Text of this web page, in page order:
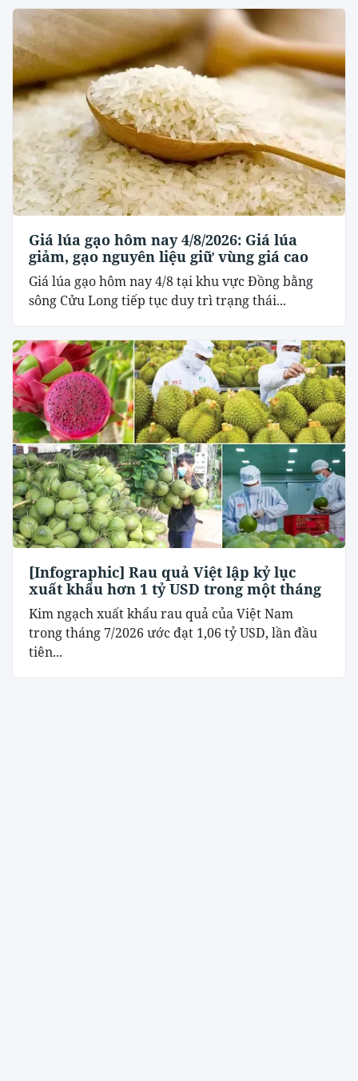
Giá lúa gạo hôm nay 4/8/2026: Giá lúa
giảm, gạo nguyên liệu giữ vùng giá cao
Giá lúa gạo hôm nay 4/8 tại khu vực Đồng bằng
sông Cửu Long tiếp tục duy trì trạng thái...
[Infographic] Rau quả Việt lập kỷ lục
xuất khẩu hơn 1 tỷ USD trong một tháng
Kim ngạch xuất khẩu rau quả của Việt Nam
trong tháng 7/2026 ước đạt 1,06 tỷ USD, lần đầu
tiên...